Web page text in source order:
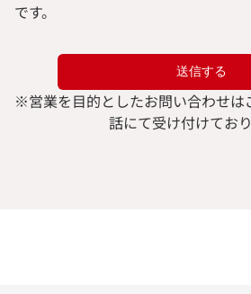
です。
※営業を目的としたお問い合わせは
話にて受け付けており